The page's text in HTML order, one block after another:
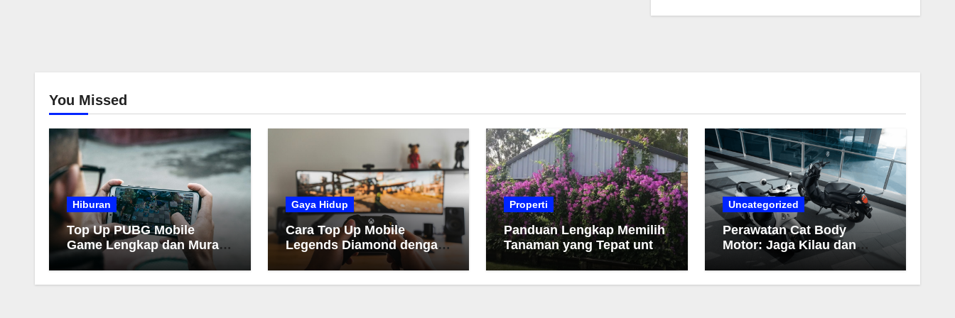
You Missed
Hiburan
Top Up PUBG Mobile
Game Lengkap dan Murah
Gaya Hidup
Cara Top Up Mobile
Legends Diamond dengan
Mudah dan Cepat
Properti
Panduan Lengkap Memilih
Tanaman yang Tepat untuk
Taman Anda
Uncategorized
Perawatan Cat Body
Motor: Jaga Kilau dan
Warna Tetap Awet